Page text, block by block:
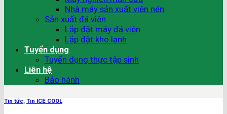
Nhà máy sản xuất viên nén
Sản xuất đá viên
Lắp đặt máy đá viên
Lắp đặt kho lạnh
Tuyển dụng
Tuyển dụng thực tập sinh
Liên hệ
Bảo hành
Tin tức, Tin ICE COOL